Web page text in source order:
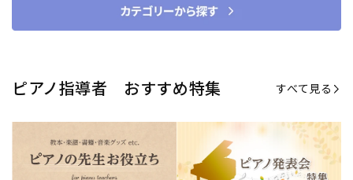
ピアノ指導者 おすすめ特集 すべて見る